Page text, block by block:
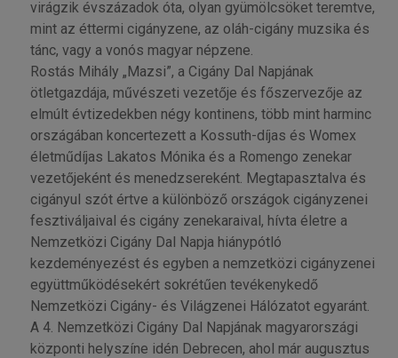
virágzik évszázadok óta, olyan gyümölcsöket teremtve,
mint az éttermi cigányzene, az oláh-cigány muzsika és
tánc, vagy a vonós magyar népzene.
Rostás Mihály „Mazsi”, a Cigány Dal Napjának
ötletgazdája, művészeti vezetője és főszervezője az
elmúlt évtizedekben négy kontinens, több mint harminc
országában koncertezett a Kossuth-díjas és Womex
életműdíjas Lakatos Mónika és a Romengo zenekar
vezetőjeként és menedzsereként. Megtapasztalva és
cigányul szót értve a különböző országok cigányzenei
fesztiváljaival és cigány zenekaraival, hívta életre a
Nemzetközi Cigány Dal Napja hiánypótló
kezdeményezést és egyben a nemzetközi cigányzenei
együttműködésekért sokrétűen tevékenykedő
Nemzetközi Cigány- és Világzenei Hálózatot egyaránt.
A 4. Nemzetközi Cigány Dal Napjának magyarországi
központi helyszíne idén Debrecen, ahol már augusztus